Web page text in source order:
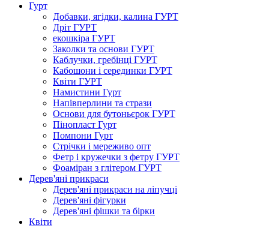
Гурт
Добавки, ягідки, калина ГУРТ
Дріт ГУРТ
екошкіра ГУРТ
Заколки та основи ГУРТ
Каблучки, гребінці ГУРТ
Кабошони і серединки ГУРТ
Квіти ГУРТ
Намистини Гурт
Напівперлини та стрази
Основи для бутоньєрок ГУРТ
Пінопласт Гурт
Помпони Гурт
Стрічки і мереживо опт
Фетр і кружечки з фетру ГУРТ
Фоаміран з глітером ГУРТ
Дерев'яні прикраси
Дерев'яні прикраси на ліпучці
Дерев'яні фігурки
Дерев'яні фішки та бірки
Квіти